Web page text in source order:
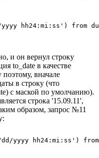
yyyy hh24:mi:ss') from
и он вернул строку
to_date в качестве
поэтому, вначале
в строку (что
с маской по умолчанию).
строка '15.09.11',
образом, запрос №11
yyyy hh24:mi:ss')